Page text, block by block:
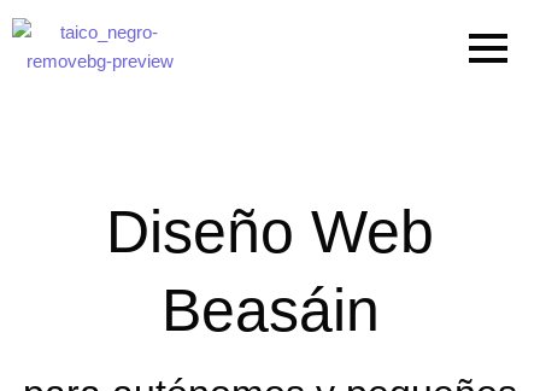
contenido
Diseño Web
Beasáin